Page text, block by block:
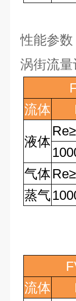
性能参数
涡街流
流体
液体
Re≥
气体 Re≥
蒸气
流体